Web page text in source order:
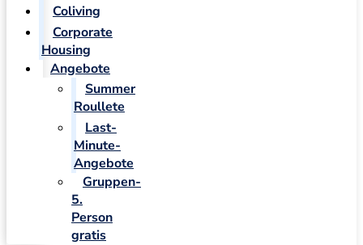
Coliving
Corporate
Housing
Angebote
Summer
Roullete
Last-
Minute-
Angebote
Gruppen-
5.
Person
gratis